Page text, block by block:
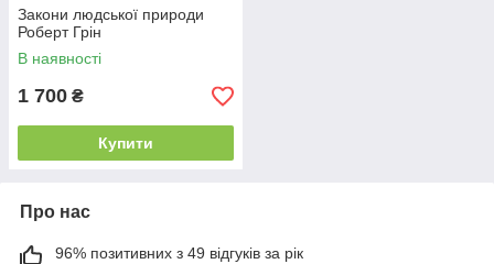
Закони людської природи
Роберт Грін
В наявності
1 700 ₴
Купити
Про нас
96% позитивних з 49 відгуків за рік